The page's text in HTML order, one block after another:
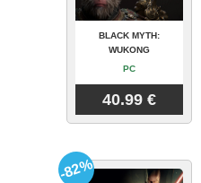
BLACK MYTH:
WUKONG
PC
40.99 €
-82%